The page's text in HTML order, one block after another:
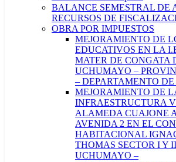
BALANCE SEMESTRAL DE
RECURSOS DE
OBRA POR IMPUESTOS
MEJORAMIENTO DE
EDUCATIVOS EN LA
MATER DE CONGATA
UCHUMAYO –
– DEPARTAMENTO
MEJORAMIENTO DE
INFRAESTRUCTURA
ALAMEDA CUAJONE
AVENIDA 2 EN EL
HABITACIONAL
THOMAS SECTOR I Y
UCHUMAYO –